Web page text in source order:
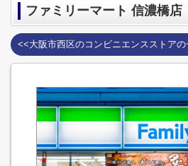
ファミリーマート 信濃橋店
<<大阪市西区のコンビニエンスストアの